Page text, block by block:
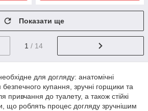
Показати ще
1 / 14
для догляду: анатомічні
безпечного купання, зручні горщики та
привчання до туалету, а також стійкі
що роблять процес догляду зручнішим